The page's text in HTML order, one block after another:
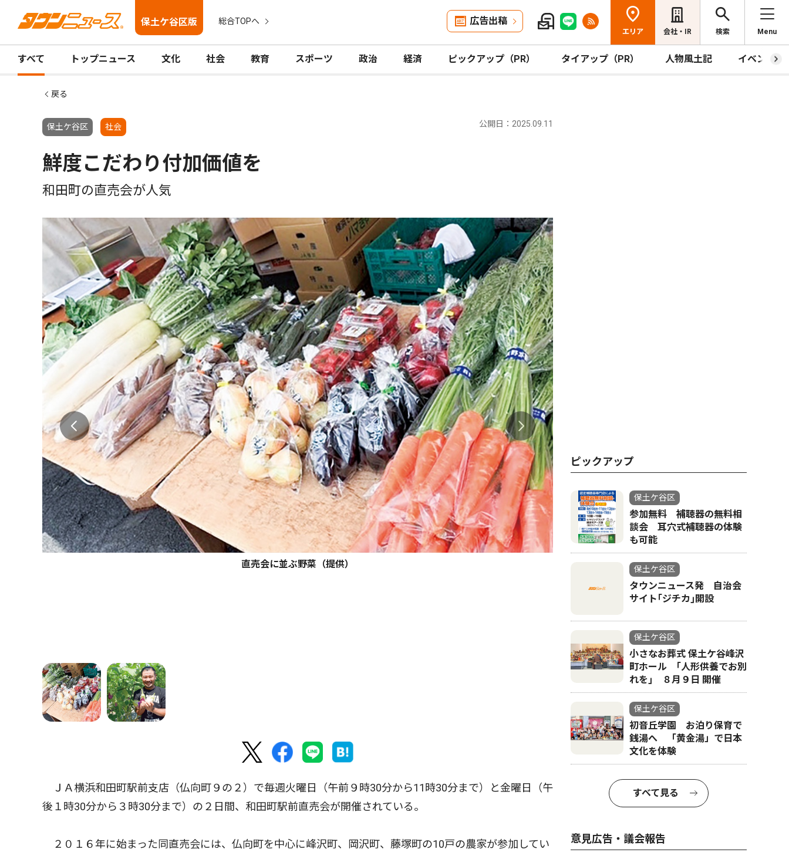
保土ケ谷区版 総合TOPへ 広告出稿
エリア 会社・IR 検索 Menu
すべて トップニュース 文化 社会 教育 スポーツ 政治 経済 ピックアップ（PR） タイアップ（PR） 人物風土記 イベント
戻る
保土ケ谷区 社会 公開日：2025.09.11
鮮度こだわり付加価値を
和田町の直売会が人気
直売会に並ぶ野菜（提供）
収穫した野
ＪＡ横浜和田町駅前支店（仏向町９の２）で毎週火曜日（午前９時30分から11時30分まで）と金曜日（午
後１時30分から３時30分まで）の２日間、和田町駅前直売会が開催されている。
２０１６年に始まった同直売会には、仏向町を中心に峰沢町、岡沢町、藤塚町の10戸の農家が参加してい
ピックアップ
保土ケ谷区
参加無料 補聴器の無料相
談会 耳穴式補聴器の体験
も可能
保土ケ谷区
タウンニュース発 自治会
サイト｢ジチカ｣開設
保土ケ谷区
小さなお葬式 保土ケ谷峰沢
町ホール ｢人形供養でお別
れを｣ ８月９日 開催
保土ケ谷区
初音丘学園 お泊り保育で
銭湯へ 「黄金湯」で日本
文化を体験
すべて見る
意見広告・議会報告